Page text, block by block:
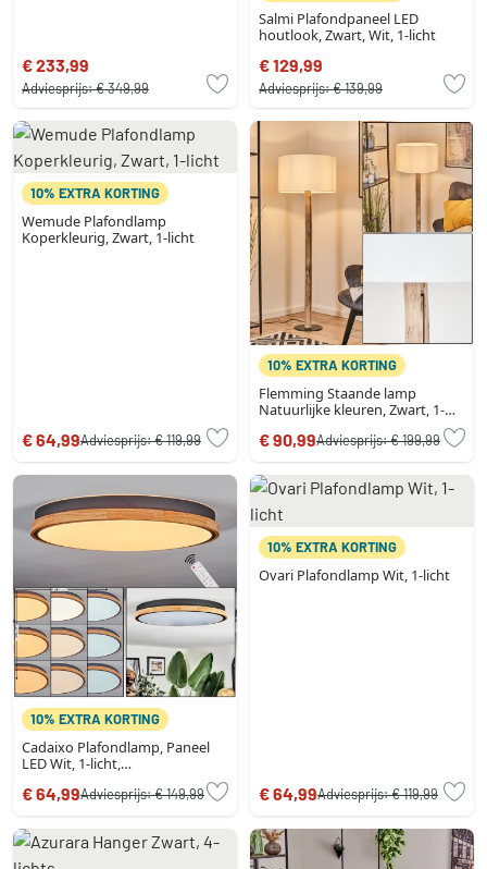
€ 233,99
Adviesprijs:€ 349,99
Salmi Plafondpaneel LED
houtlook, Zwart, Wit, 1-licht
€ 129,99
Adviesprijs:€ 139,99
10% EXTRA KORTING
Wemude Plafondlamp
Koperkleurig, Zwart, 1-licht
€ 64,99Adviesprijs:€ 119,99
10% EXTRA KORTING
Flemming Staande lamp
Natuurlijke kleuren, Zwart, 1-
€ 90,99Adviesprijs:€ 199,99
10% EXTRA KORTING
Cadaixo Plafondlamp, Paneel
LED Wit, 1-licht,
€ 64,99Adviesprijs:€ 149,99
10% EXTRA KORTING
Ovari Plafondlamp Wit, 1-licht
€ 64,99Adviesprijs:€ 119,99